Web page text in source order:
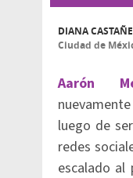
DIANA
Ciudad de
Aarón
luego de
redes
escalado